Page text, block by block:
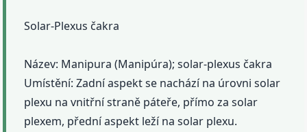
Solar-Plexus čakra
Název: Manipura (Manipúra); solar-plexus čakra
Umístění: Zadní aspekt se nachází na úrovni solar
plexu na vnitřní straně páteře, přímo za solar
plexem, přední aspekt leží na solar plexu.